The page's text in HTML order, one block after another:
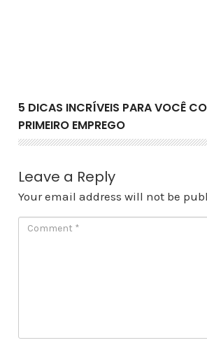
5 DICAS INCRÍVEIS PARA VOCÊ
PRIMEIRO EMPREGO
Leave a Reply
Your email address will not be